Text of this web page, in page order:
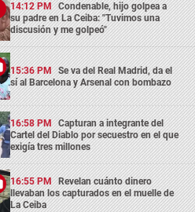
14:12 PM Condenable, hijo golpea a
su padre en La Ceiba: "Tuvimos una
discusión y me golpeó"
15:36 PM Se va del Real Madrid, da el
sí al Barcelona y Arsenal con bombazo
16:58 PM Capturan a integrante del
Cartel del Diablo por secuestro en el que
exigía tres millones
16:55 PM Revelan cuánto dinero
llevaban los capturados en el muelle de
La Ceiba